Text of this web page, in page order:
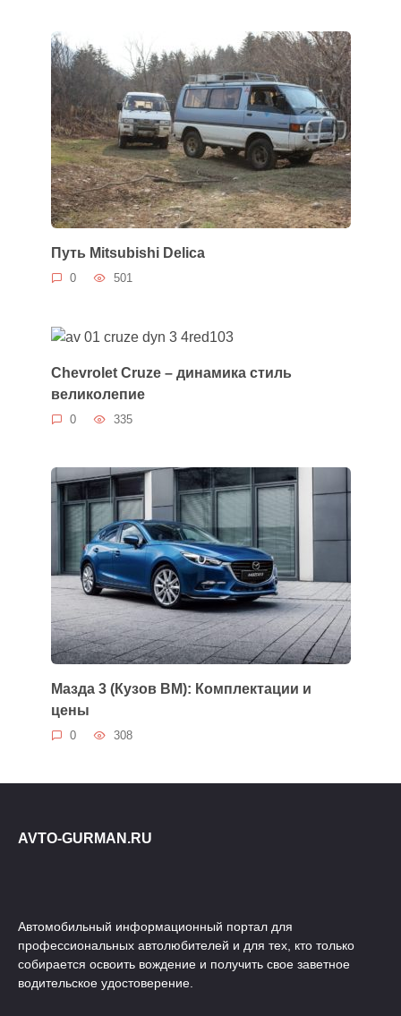
Путь Mitsubishi Delica
0 501
Chevrolet Cruze – динамика стиль
великолепие
0 335
Мазда 3 (Кузов BM): Комплектации и
цены
0 308
AVTO-GURMAN.RU
Автомобильный информационный портал для
профессиональных автолюбителей и для тех, кто только
собирается освоить вождение и получить свое заветное
водительское удостоверение.